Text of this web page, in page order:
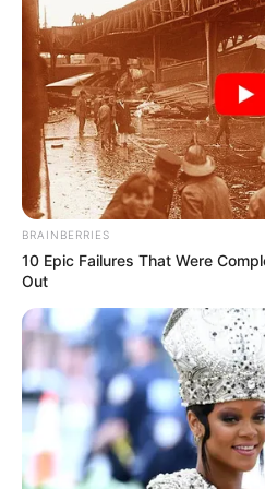
Baca juga:Biodata, Profil, dan
(foto:
Daftar isi
BRAINBERRIES
10 Epic Failures That Were
Out